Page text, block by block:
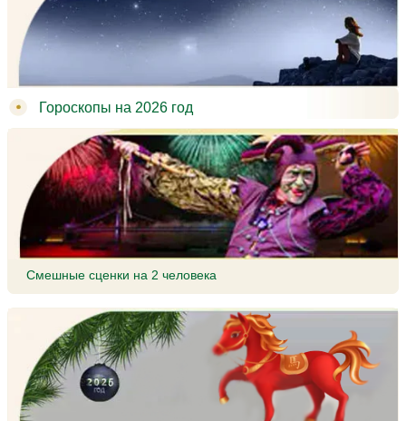
Гороскопы на 2026 год
Смешные сценки на 2 человека